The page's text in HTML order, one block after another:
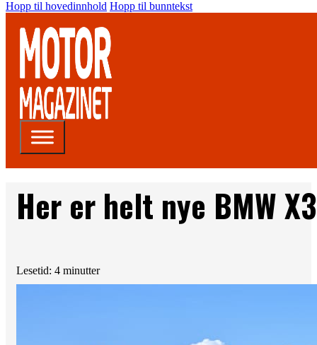
Hopp til hovedinnhold Hopp til bunntekst
Her er helt nye BMW X3
Lesetid: 4 minutter